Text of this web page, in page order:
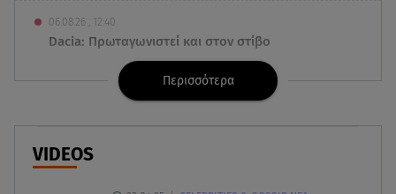
06.08.26 , 12:40
Dacia: Πρωταγωνιστεί και στον στίβο
Παρουσιάστηκε η εφαρμογή myAGRO: Πότε
ξεκινούν οι πληρωμές στους αγρότες
06.08.26 , 12:29
Πέτρος Πολυχρονίδης: Στο Θεματικό Πάρκο Star
Περισσότερα
VIDEOS